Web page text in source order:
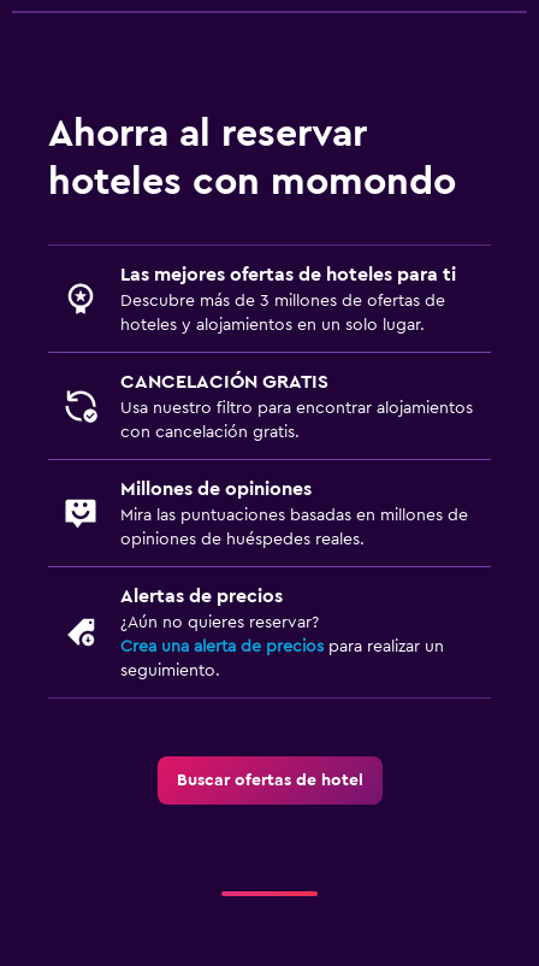
General
Teléfono
Piscina al aire libre
Ahorra al reservar
hoteles con momondo
Las mejores ofertas de hoteles para ti
Descubre más de 3 millones de ofertas de
hoteles y alojamientos en un solo lugar.
CANCELACIÓN GRATIS
Usa nuestro filtro para encontrar alojamientos
con cancelación gratis.
Millones de opiniones
Mira las puntuaciones basadas en millones de
opiniones de huéspedes reales.
Alertas de precios
¿Aún no quieres reservar?
Crea una alerta de precios para realizar un
seguimiento.
Buscar ofertas de hotel